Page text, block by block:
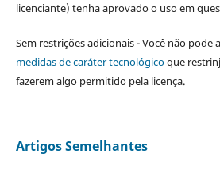
licenciante) tenha aprovado o uso em
Sem restrições adicionais - Você não pode
medidas de caráter tecnológicoque
fazerem algo permitido pela licença.
Artigos Semelhantes